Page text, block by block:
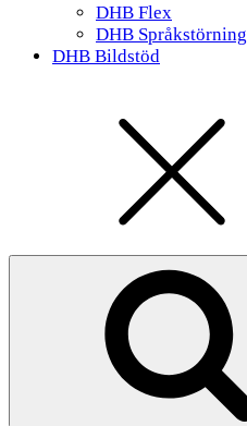
DHB Flex
DHB Språkstörning
DHB Bildstöd